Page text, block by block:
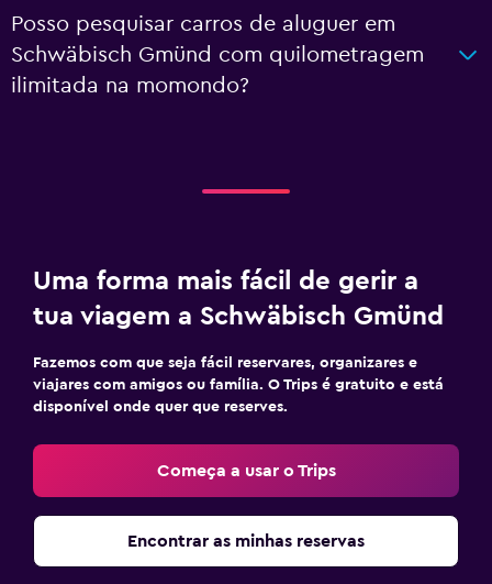
Posso pesquisar carros de aluguer em
Schwäbisch Gmünd com quilometragem
ilimitada na momondo?
Uma forma mais fácil de gerir a
tua viagem a Schwäbisch Gmünd
Fazemos com que seja fácil reservares, organizares e
viajares com amigos ou família. O Trips é gratuito e está
disponível onde quer que reserves.
Começa a usar o Trips
Encontrar as minhas reservas